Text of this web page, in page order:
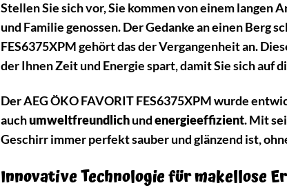
Stellen Sie sich vor, Sie kommen von einem langen
und Familie genossen. Der Gedanke an einen Berg
FES6375XPM gehört das der Vergangenheit an.
der Ihnen Zeit und Energie spart, damit Sie sich auf
Der AEG ÖKO FAVORIT FES6375XPM wurde
auchumweltfreundlichundenergieeffizient. Mit
Geschirr immer perfekt sauber und glänzend ist,
Innovative Technologie für makellose